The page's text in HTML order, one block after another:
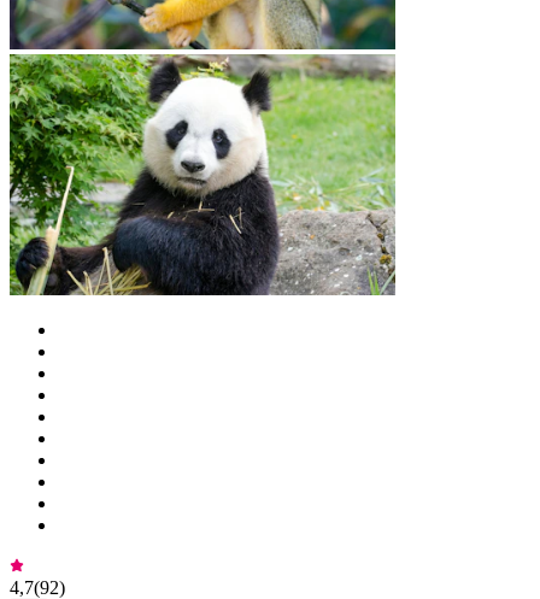
4,7(92)